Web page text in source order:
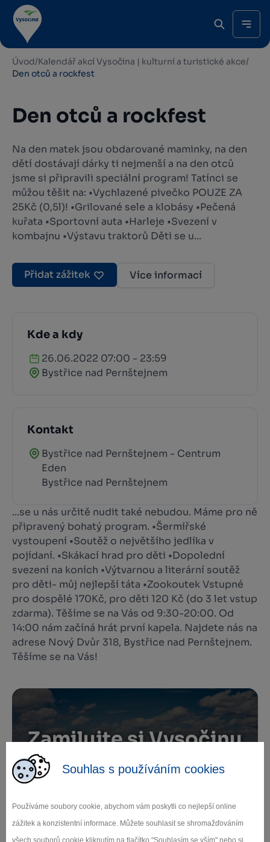
Souhlas s používáním cookies
Používáme soubory cookie, abychom vám poskytli co nejlepší online
zážitek a konzistentní informace. Můžete souhlasit se shromažďováním
všech souborů cookie kliknutím na tlačítko "Souhlasím se vším" nebo si
Úvod/Kalendář akcí Vysočina | kulturní a turistické akce/
Den otců a rockfest
Den otců a rockfest
Na den matek jsou obdarované maminky, na den
dětí dostávají dárky ti nejmenší a na den otců
jsme si připravili speciální program! Tatínci se
můžou těšit na: •Vychlazené pivečko POUZE ZA
25Kč (0,5l)! •Grilované sele a klobásy •Pečená
kuřata •Sportovní auta •Harleje •Svezení v
kombajnu •Výstavu traktorů Děti se u...
Přidat zážitek Více informací
Kde a kdy
26.06.2022 07:00 - 23:59
Bystřice nad Pernštejnem
Kontakt
Bystřice nad Pernštejnem - Centrum
Eden
Bystřice nad Pernštejnem
...se u nás určitě nudit také nebudou. Máme pro ně
připravený bohatý program. •Šermířské
vystoupení •Soutěž o největšího jedlíka v
pojídaní. •Skákací hrad pro děti •Dopolední
svezení na koních •Výtvarnou a literární soutěž
pro děti- můj nejlepší táta •Zookoutek Vstupné
pro dospělé 170Kč, pro děti 120 Kč (do 3 let vstup
zdarma). Těšíme se na Vás od 9:30-20:00. Od
14:00 nám začíná hrát první kapela. Najdete nás na
adrese Nový Dvůr 318, Bystřice nad Pernštejnem.
Těšíme se na Vás!
Zamilujte si Vysočinu
Přihlaste se k odběru našeho newsletteru